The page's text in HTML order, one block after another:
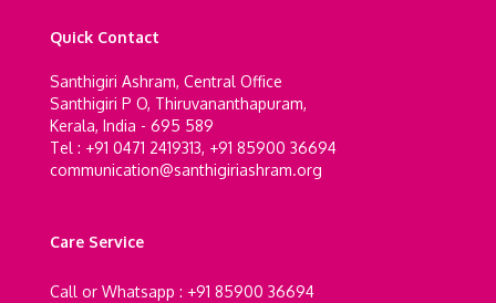
Quick Contact
Santhigiri Ashram, Central Office
Santhigiri P O, Thiruvananthapuram,
Kerala, India - 695 589
Tel : +91 0471 2419313, +91 85900 36694
communication@santhigiriashram.org
Care Service
Call or Whatsapp : +91 85900 36694